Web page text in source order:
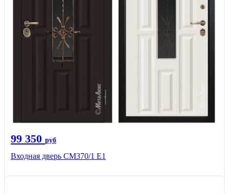
99 350 руб
Входная дверь СМ370/1 Е1